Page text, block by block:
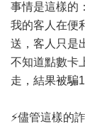
事情是這樣的：
我的客人在便
送，客人只是
不知道點數卡
走，結果被騙
⚡️儘管這樣的